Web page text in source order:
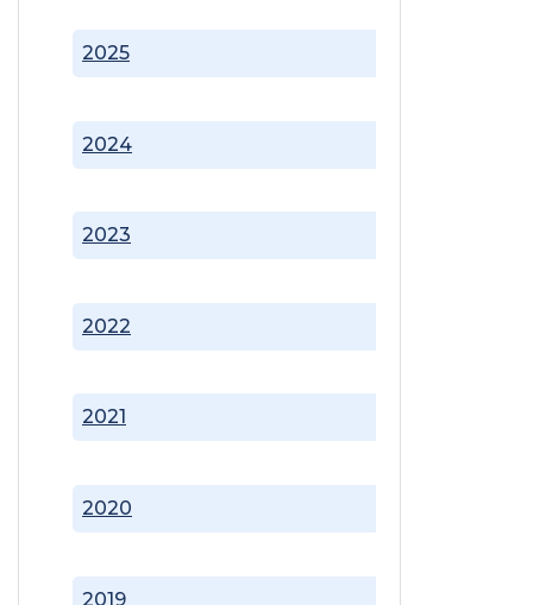
2019
2020
2021
2022
2023
2024
2025